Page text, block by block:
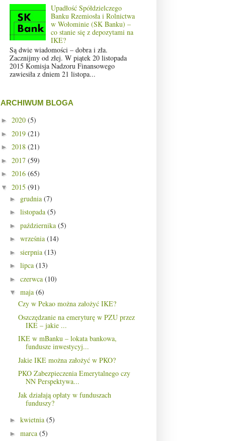
Upadłość Spółdzielczego
Banku Rzemiosła i Rolnictwa
w Wołominie (SK Banku) –
co stanie się z depozytami na
IKE?
Są dwie wiadomości – dobra i zła.
Zacznijmy od złej. W piątek 20 listopada
2015 Komisja Nadzoru Finansowego
zawiesiła z dniem 21 listopa...
ARCHIWUM BLOGA
► 2020 (5)
► 2019 (21)
► 2018 (21)
► 2017 (59)
► 2016 (65)
▼ 2015 (91)
► grudnia (7)
► listopada (5)
► października (5)
► września (14)
► sierpnia (13)
► lipca (13)
► czerwca (10)
▼ maja (6)
Czy w Pekao można założyć IKE?
Oszczędzanie na emeryturę w PZU przez
IKE – jakie ...
IKE w mBanku – lokata bankowa,
fundusze inwestycyj...
Jakie IKE można założyć w PKO?
PKO Zabezpieczenia Emerytalnego czy
NN Perspektywa...
Jak działają opłaty w funduszach
funduszy?
► kwietnia (5)
► marca (5)